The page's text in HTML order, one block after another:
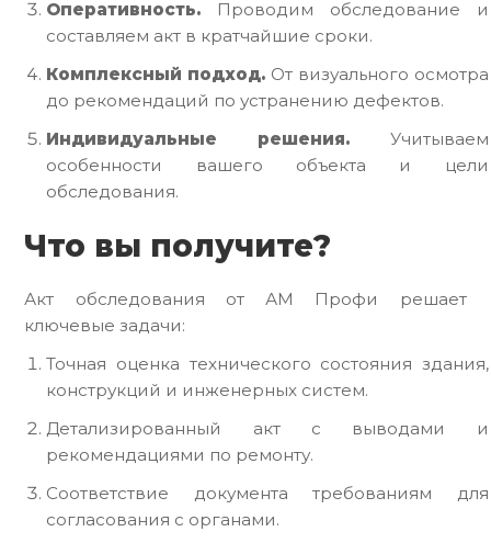
Оперативность. Проводим обследование и
составляем акт в кратчайшие сроки.
Комплексный подход. От визуального осмотра
до рекомендаций по устранению дефектов.
Индивидуальные решения. Учитываем
особенности вашего объекта и цели
обследования.
Что вы получите?
Акт обследования от АМ Профи решает
ключевые задачи:
Точная оценка технического состояния здания,
конструкций и инженерных систем.
Детализированный акт с выводами и
рекомендациями по ремонту.
Соответствие документа требованиям для
согласования с органами.